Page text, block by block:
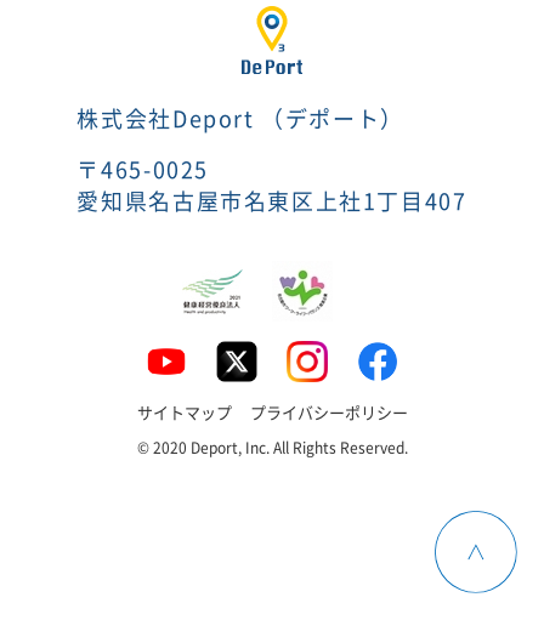
株式会社Deport （デポート）
〒465-0025
愛知県名古屋市名東区上社1丁目407
サイトマップ プライバシーポリシー
© 2020 Deport, Inc. All Rights Reserved.